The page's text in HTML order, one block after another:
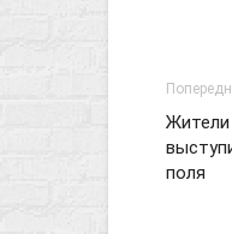
Жители
поля